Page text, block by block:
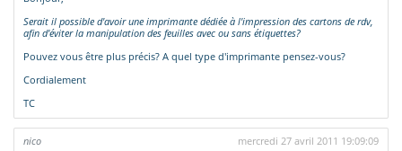
Serait il possible d'avoir une imprimante dédiée à l'impression des cartons de rdv,
afin d'éviter la manipulation des feuilles avec ou sans étiquettes?
Pouvez vous être plus précis? A quel type d'imprimante pensez-vous?
Cordialement
TC
nico
mercredi 27 avril 2011 19:09:09